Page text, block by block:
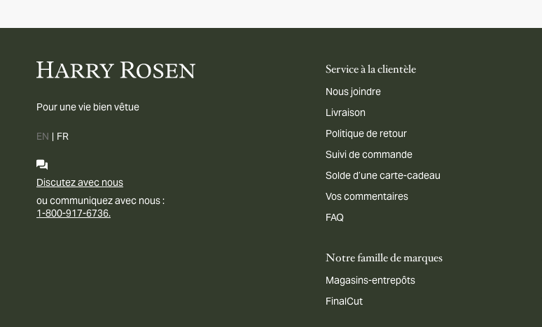
Pour une vie bien vêtue
EN | FR
Discutez avec nous
ou communiquez avec nous :
1-800-917-6736.
Service à la clientèle
Nous joindre
Livraison
Politique de retour
Suivi de commande
Solde d’une carte-cadeau
Vos commentaires
FAQ
Notre famille de marques
Magasins-entrepôts
FinalCut